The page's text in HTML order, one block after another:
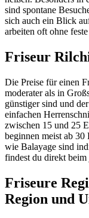
sind spontane
sich auch ein Blick
arbeiten oft ohne
Friseur
Die Preise für einen
moderater als in
günstiger sind und
einfachen
zwischen 15 und 25
beginnen meist ab 30
wie Balayage sind
findest du direkt
Friseure
Region und